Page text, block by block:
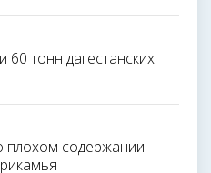
60 тонн дагестанских
плохом содержании